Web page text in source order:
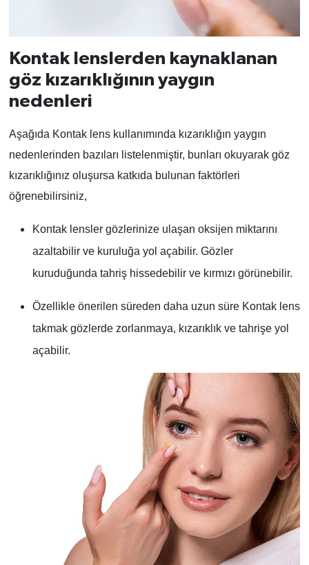
Kontak lenslerden kaynaklanan
göz kızarıklığının yaygın
nedenleri
Aşağıda Kontak lens kullanımında kızarıklığın yaygın
nedenlerinden bazıları listelenmiştir, bunları okuyarak göz
kızarıklığınız oluşursa katkıda bulunan faktörleri
öğrenebilirsiniz,
Kontak lensler gözlerinize ulaşan oksijen miktarını
azaltabilir ve kuruluğa yol açabilir. Gözler
kuruduğunda tahriş hissedebilir ve kırmızı görünebilir.
Özellikle önerilen süreden daha uzun süre Kontak lens
takmak gözlerde zorlanmaya, kızarıklık ve tahrişe yol
açabilir.